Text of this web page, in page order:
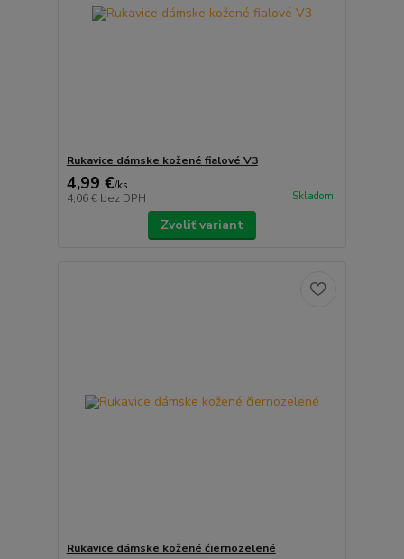
Rukavice dámske kožené fialové V3
4,99 €/ks
4,06 € bez DPH Skladom
Zvoliť variant
Rukavice dámske kožené čiernozelené